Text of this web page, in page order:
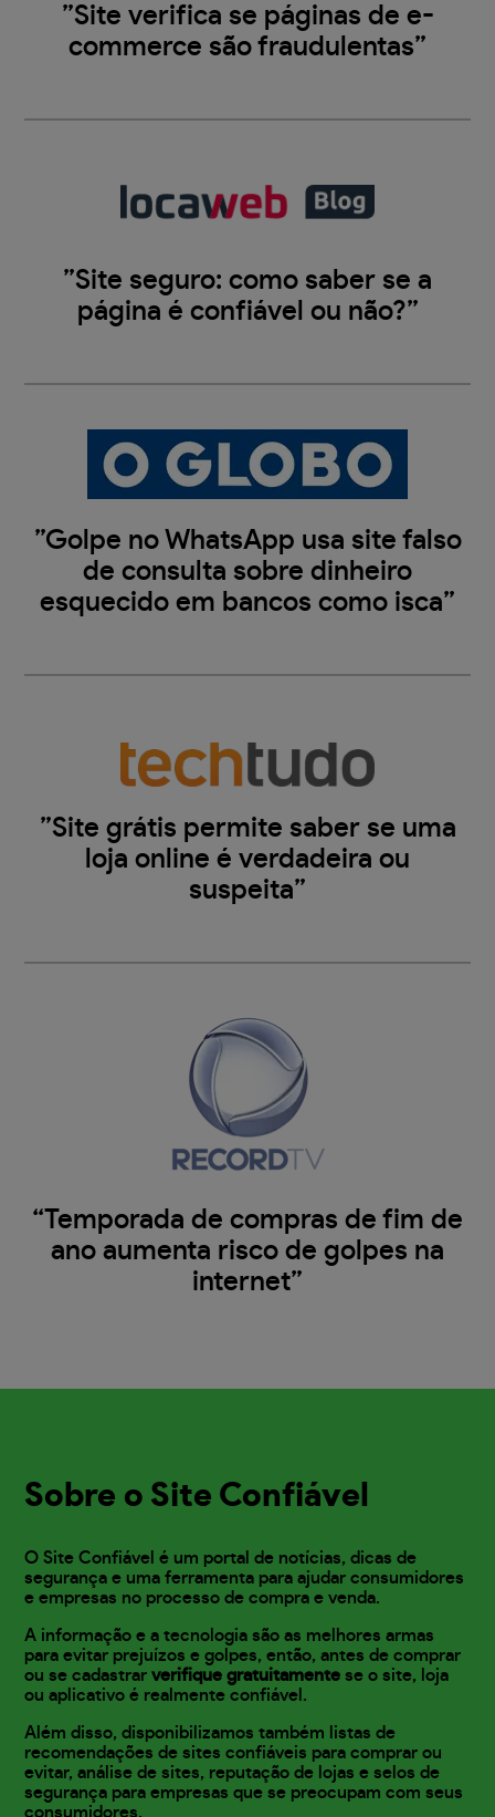
”Site verifica se páginas de e-
commerce são fraudulentas”
”Site seguro: como saber se a
página é confiável ou não?”
”Golpe no WhatsApp usa site falso
de consulta sobre dinheiro
esquecido em bancos como isca”
”Site grátis permite saber se uma
loja online é verdadeira ou
suspeita”
“Temporada de compras de fim de
ano aumenta risco de golpes na
internet”
Sobre o Site Confiável
O Site Confiável é um portal de notícias, dicas de
segurança e uma ferramenta para ajudar consumidores
e empresas no processo de compra e venda.
A informação e a tecnologia são as melhores armas
para evitar prejuízos e golpes, então, antes de comprar
ou se cadastrarverifique gratuitamente se o site, loja
ou aplicativo é realmente confiável.
Além disso, disponibilizamos também listas de
recomendações de sites confiáveis para comprar ou
evitar, análise de sites, reputação de lojas e selos de
segurança para empresas que se preocupam com seus
consumidores.